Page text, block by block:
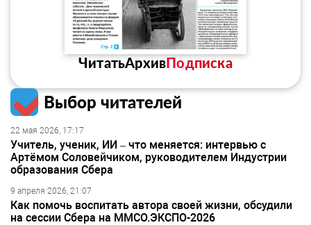
ЧитатьАрхивПодписка
Выбор читателей
22 мая 2026, 17:17
Учитель, ученик, ИИ – что меняется: интервью с
Артёмом Соловейчиком, руководителем Индустрии
образования Сбера
9 апреля 2026, 21:07
Как помочь воспитать автора своей жизни, обсудили
на сессии Сбера на ММСО.ЭКСПО-2026